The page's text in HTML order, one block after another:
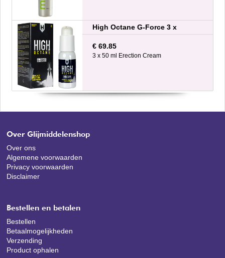
High Octane G-Force 3 x
€ 69.85
3 x 50 ml Erection Cream
Over Glijmiddelenshop
Over ons
Algemene voorwaarden
Privacy voorwaarden
Disclaimer
Bestellen en betalen
Bestellen
Betaalmogelijkheden
Verzending
Product ophalen